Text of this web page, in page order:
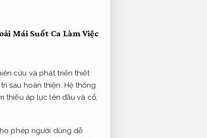
Mái Suốt Ca Làm Việc
cứu và phát triển thiết
sau hoàn thiện. Hệ thống
thiểu áp lực lên đầu và cổ,
phép người dùng dễ